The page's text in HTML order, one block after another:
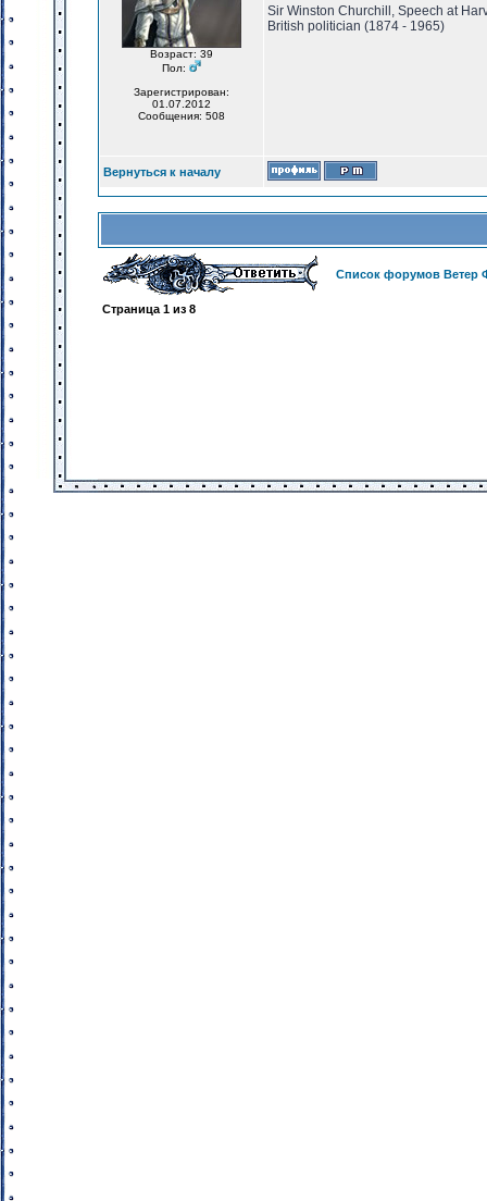
Возраст: 39
Пол:
Зарегистрирован:
01.07.2012
Сообщения: 508
Sir Winston Churchill, Speech at
British politician (1874 - 1965)
Вернуться к началу
Список форумов Ветер
Страница 1 из 8